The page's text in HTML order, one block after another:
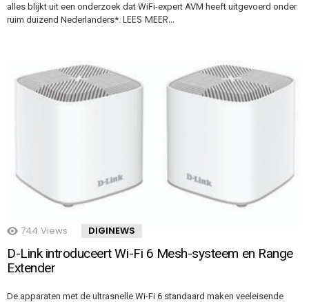
alles blijkt uit een onderzoek dat WiFi-expert AVM heeft uitgevoerd onder
ruim duizend Nederlanders*. LEES MEER…
744 Views DIGINEWS
D-Link introduceert Wi-Fi 6 Mesh-systeem en Range
Extender
De apparaten met de ultrasnelle Wi-Fi 6 standaard maken veeleisende